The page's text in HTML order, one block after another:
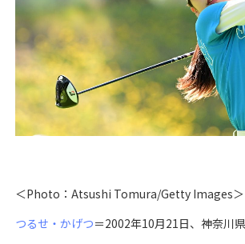
＜Photo：Atsushi Tomura/Getty Images＞
つるせ・かげつ＝2002年10月21日、神奈川